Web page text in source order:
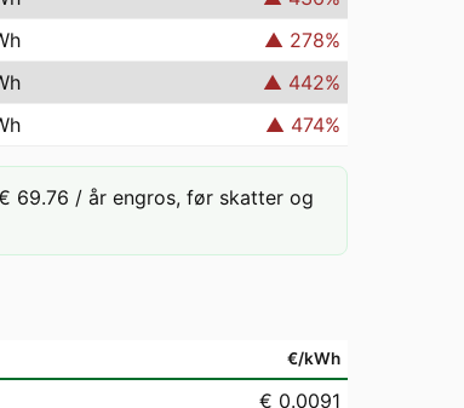
▲ 278%
▲ 442%
▲ 474%
69.76 / år engros, før skatter og
€/kWh
€ 0.0091